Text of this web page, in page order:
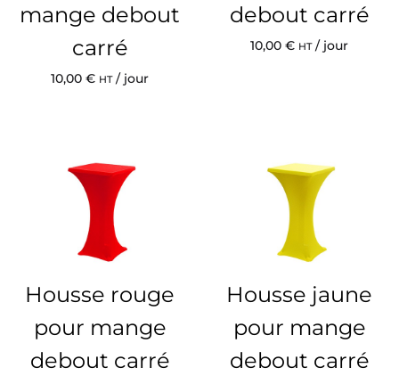
mange debout
carré
10,00 € HT/ jour
debout carré
10,00 € HT/ jour
Housse rouge
pour mange
debout carré
Housse jaune
pour mange
debout carré